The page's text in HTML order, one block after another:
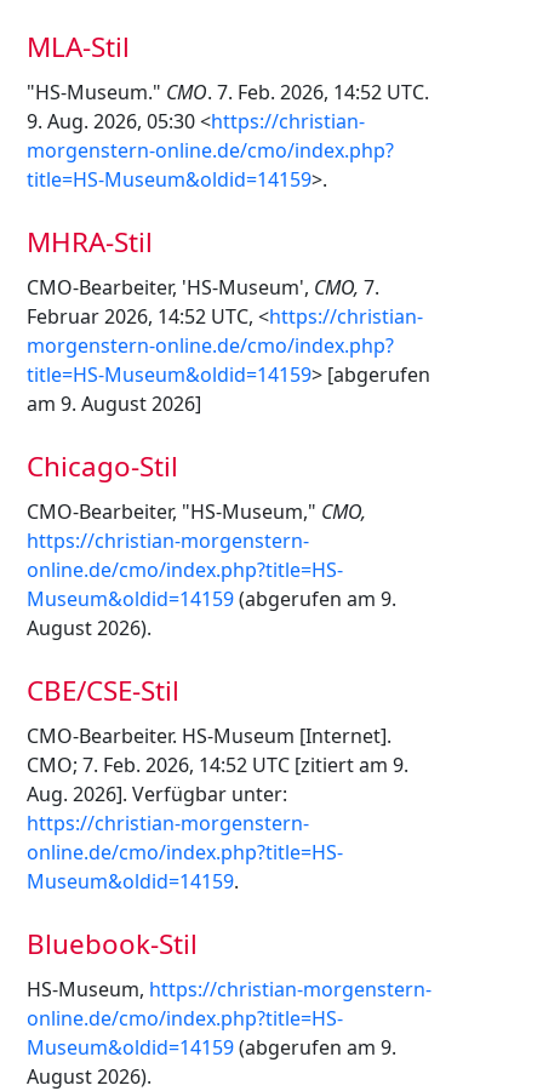
MLA-Stil
"HS-Museum." CMO. 7. Feb. 2026, 14:52 UTC.
9. Aug. 2026, 05:30 <https://christian-
morgenstern-online.de/cmo/index.php?
title=HS-Museum&oldid=14159>.
MHRA-Stil
CMO-Bearbeiter, 'HS-Museum', CMO, 7.
Februar 2026, 14:52 UTC, <https://christian-
morgenstern-online.de/cmo/index.php?
title=HS-Museum&oldid=14159> [abgerufen
am 9. August 2026]
Chicago-Stil
CMO-Bearbeiter, "HS-Museum," CMO,
https://christian-morgenstern-
online.de/cmo/index.php?title=HS-
Museum&oldid=14159(abgerufen am 9.
August 2026).
CBE/CSE-Stil
CMO-Bearbeiter. HS-Museum [Internet].
CMO; 7. Feb. 2026, 14:52 UTC [zitiert am 9.
Aug. 2026]. Verfügbar unter:
https://christian-morgenstern-
online.de/cmo/index.php?title=HS-
Museum&oldid=14159.
Bluebook-Stil
HS-Museum, https://christian-morgenstern-
online.de/cmo/index.php?title=HS-
Museum&oldid=14159(abgerufen am 9.
August 2026).